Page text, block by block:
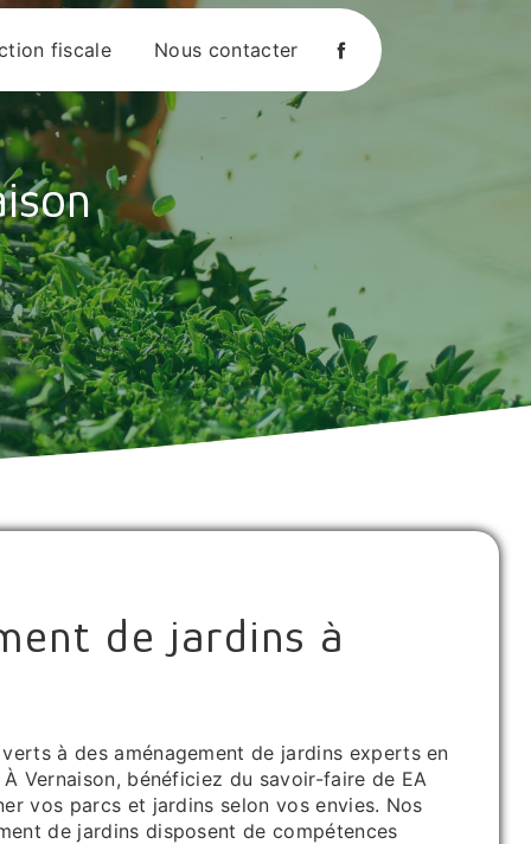
fiscale Nous contacter
de jardins à
à des aménagement de jardins experts en
Vernaison, bénéficiez du savoir-faire de EA
vos parcs et jardins selon vos envies. Nos
de jardins disposent de compétences